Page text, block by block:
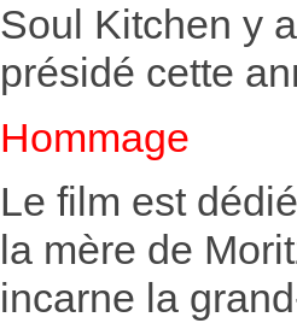
Soul Kitchen y
présidé cette
Hommage
Le film est
la mère de
incarne la